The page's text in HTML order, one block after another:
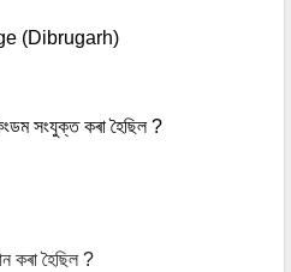
(Dibrugarh)
সংযুক্ত কৰা হৈছিল ?
কৰা হৈছিল ?